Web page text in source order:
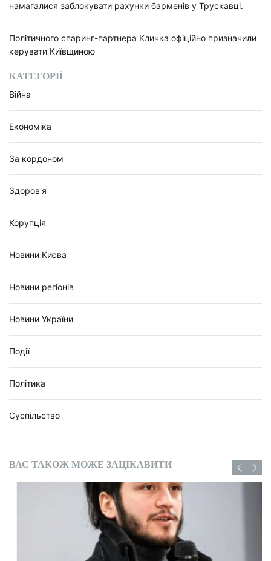
намагалися заблокувати рахунки барменів у Трускавці.
Політичного спаринг-партнера Кличка офіційно призначили
керувати Київщиною
КАТЕГОРІЇ
Війна
Економіка
За кордоном
Здоров'я
Корупція
Новини Києва
Новини регіонів
Новини України
Події
Політика
Суспільство
ВАС ТАКОЖ МОЖЕ ЗАЦІКАВИТИ